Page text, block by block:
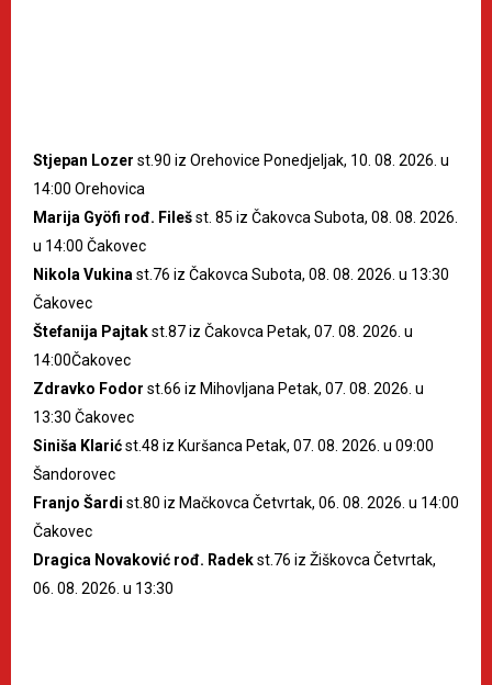
Stjepan Lozer st.90 iz Orehovice Ponedjeljak, 10. 08. 2026. u
14:00 Orehovica
Marija Gyöfi rođ. Filešst. 85 iz Čakovca Subota, 08. 08. 2026.
u 14:00 Čakovec
Nikola Vukina st.76 iz Čakovca Subota, 08. 08. 2026. u 13:30
Čakovec
Štefanija Pajtakst.87 iz Čakovca Petak, 07. 08. 2026. u
14:00Čakovec
Zdravko Fodor st.66 iz Mihovljana Petak, 07. 08. 2026. u
13:30 Čakovec
Siniša Klarićst.48 iz Kuršanca Petak, 07. 08. 2026. u 09:00
Šandorovec
Franjo Šardi st.80 iz Mačkovca Četvrtak, 06. 08. 2026. u 14:00
Čakovec
Dragica Novaković rođ. Radekst.76 iz Žiškovca Četvrtak,
06. 08. 2026. u 13:30